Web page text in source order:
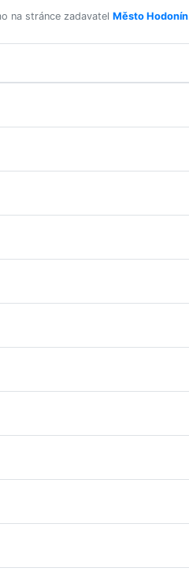
na stránce zadavatel Město Hodonín